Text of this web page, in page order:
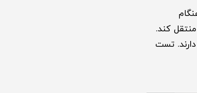
کند.
تست